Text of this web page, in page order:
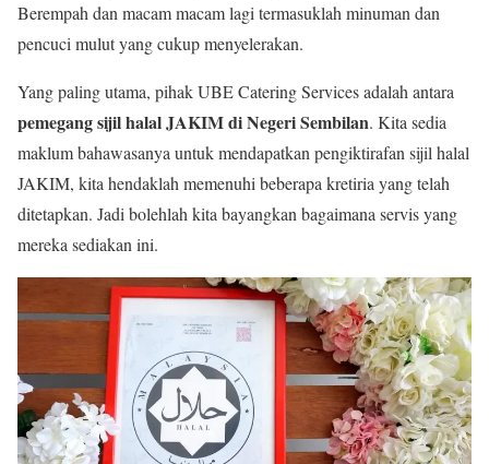
Berempah dan macam macam lagi termasuklah minuman dan
pencuci mulut yang cukup menyelerakan.
Yang paling utama, pihak UBE Catering Services adalah antara
pemegang sijil halal JAKIM di Negeri Sembilan. Kita sedia
maklum bahawasanya untuk mendapatkan pengiktirafan sijil halal
JAKIM, kita hendaklah memenuhi beberapa kretiria yang telah
ditetapkan. Jadi bolehlah kita bayangkan bagaimana servis yang
mereka sediakan ini.